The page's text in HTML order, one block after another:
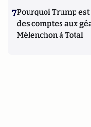
7Pourquoi Trump
des comptes aux
Mélenchon à Total